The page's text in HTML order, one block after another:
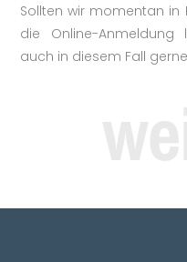
Sollten wir momentan in
die Online-Anmeldung
auch in diesem Fall